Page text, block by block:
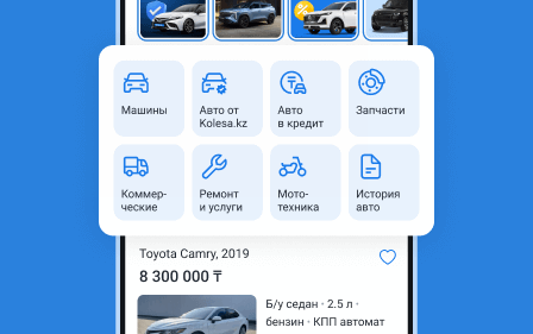
16 500 000 ₸
Астана, Акмолинская
область
2018 - н.в. 7 поколение
(Z10/A10/H10)
Объем двигателя, л
50 000 км